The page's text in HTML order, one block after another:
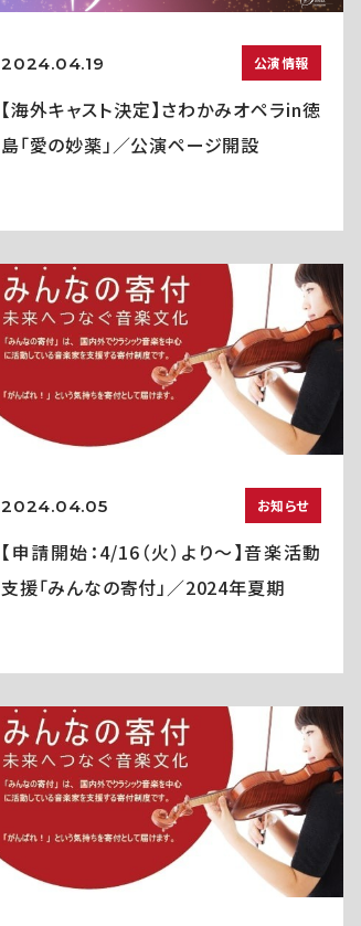
2024.04.19 公演情報
【海外キャスト決定】さわかみオペラin徳
島「愛の妙薬」／公演ページ開設
2024.04.05 お知らせ
【申請開始：4/16（火）より～】音楽活動
支援「みんなの寄付」／2024年夏期